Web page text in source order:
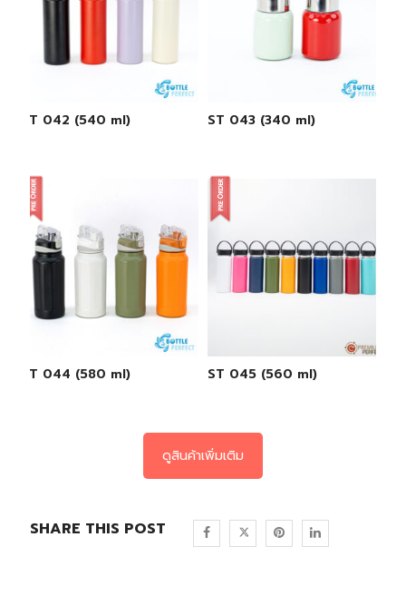
ST 042 (540 ml) ST 043 (340 ml)
ST 044 (580 ml) ST 045 (560 ml)
ดูสินค้าเพิ่มเติม
SHARE THIS POST